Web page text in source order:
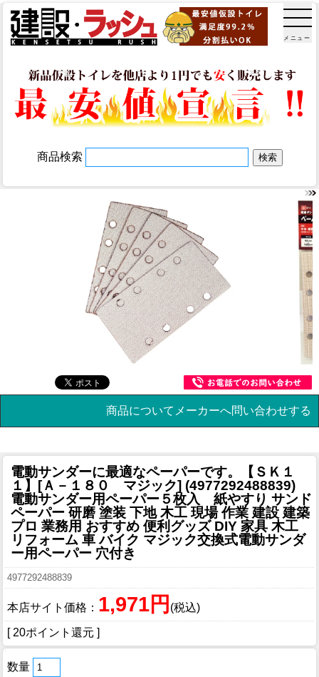
メニュー
商品検索
商品についてメーカーへ問い合わせする
電動サンダーに最適なペーパーです。
【ＳＫ１
１】[Ａ－１８０ マジック] (4977292488839)
電動サンダー用ペーパー５枚入 紙やすり サンド
ペーパー 研磨 塗装 下地 木工 現場 作業 建設 建築
プロ 業務用 おすすめ 便利グッズ DIY 家具 木工
リフォーム 車 バイク マジック交換式電動サンダ
ー用ペーパー 穴付き
4977292488839
本店サイト価格： 1,971円 (税込)
[ 20ポイント還元 ]
数量